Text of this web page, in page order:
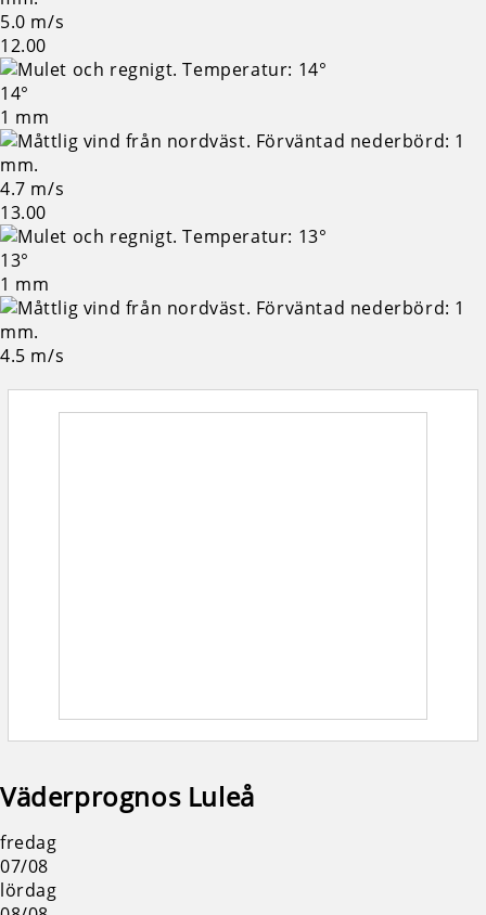
5.0 m/s
12.00
14°
1 mm
4.7 m/s
13.00
13°
1 mm
4.5 m/s
Väderprognos Luleå
fredag
07/08
lördag